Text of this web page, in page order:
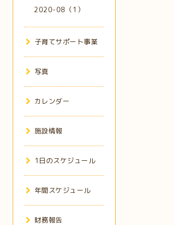
2020-08（1）
子育てサポート事業
写真
カレンダー
施設情報
1日のスケジュール
年間スケジュール
財務報告